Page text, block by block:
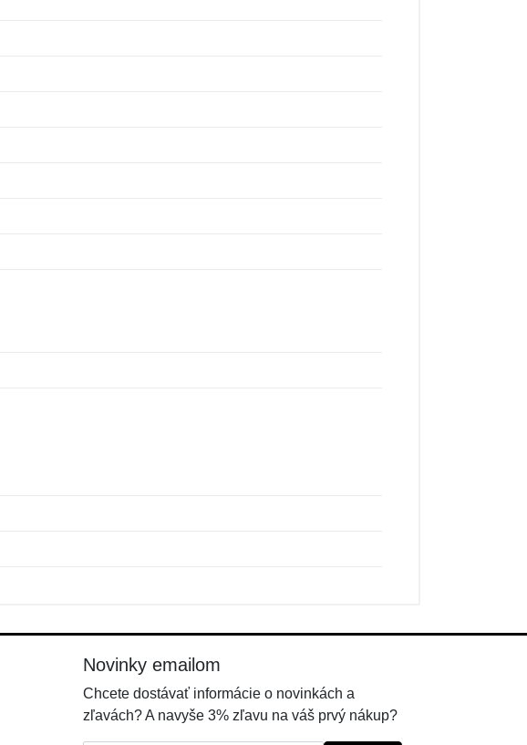
Novinky emailom
Chcete dostávať informácie o novinkách a
zľavách? A navyše 3% zľavu na váš prvý nákup?